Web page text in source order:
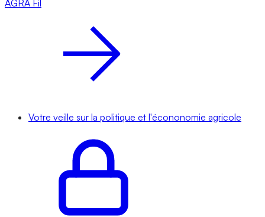
AGRA Fil
Votre veille sur la politique et l'écononomie agricole